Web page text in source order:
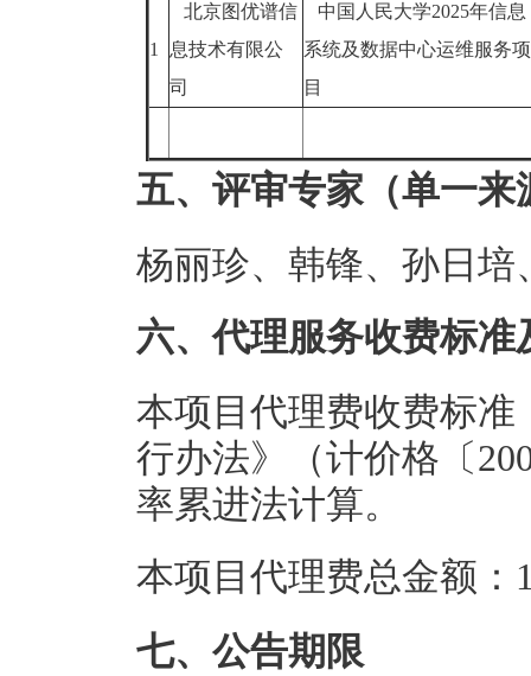
1
北京图优谱信
息技术有限公
司
中国人民大学2025年信息
系统及数据中心运维服务项
目
五、评审专家（单一
杨丽珍、韩锋、孙日培
六、代理服务收费标准
本项目代理费收费标
行办法》（计价格〔
率累进法计算。
本项目代理费总金额：
七、公告期限